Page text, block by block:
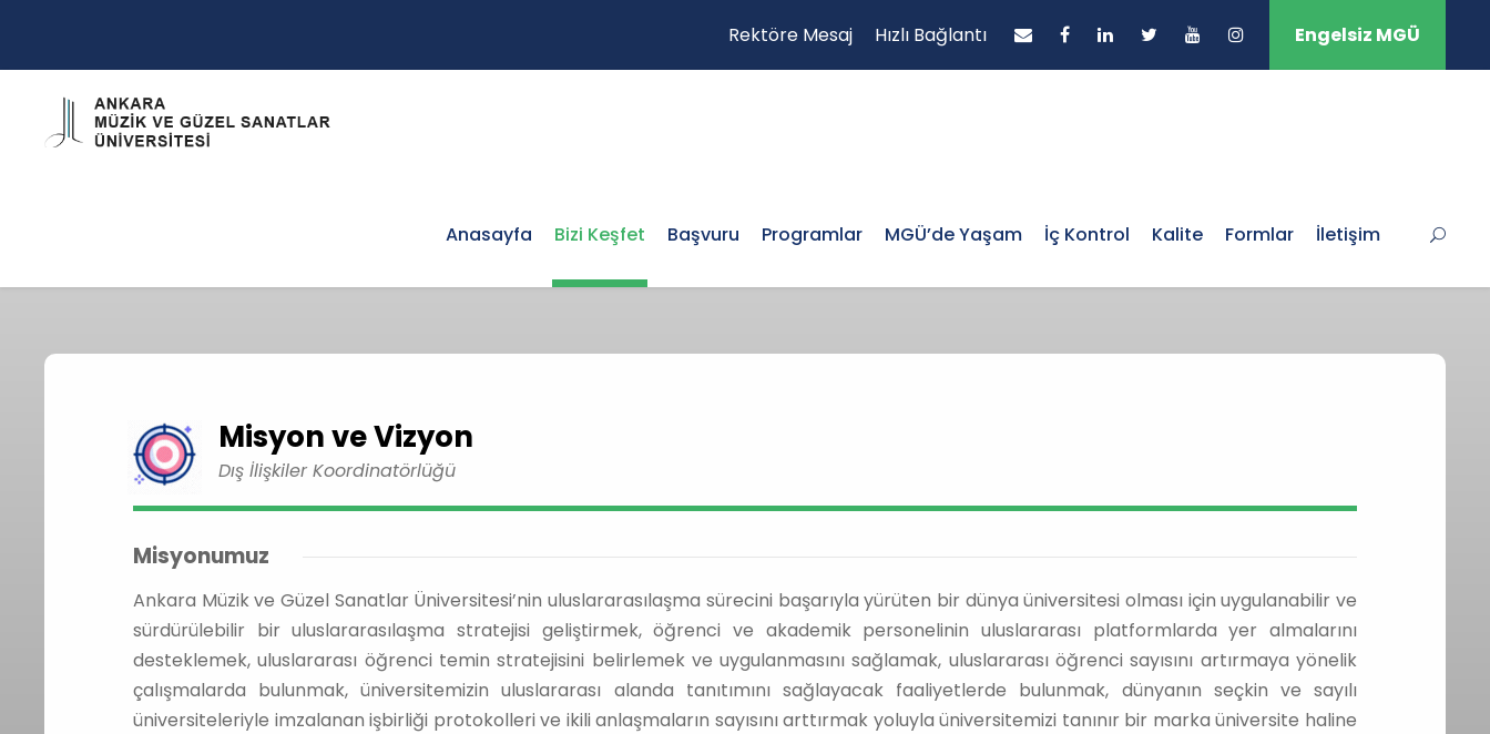
Rektöre Mesaj Hızlı Bağlantı Engelsiz MGÜ
Anasayfa Bizi Keşfet Başvuru Programlar MGÜ’de Yaşam İç Kontrol Kalite Formlar İletişim
Misyon ve Vizyon
Dış İlişkiler Koordinatörlüğü
Misyonumuz
Ankara Müzik ve Güzel Sanatlar Üniversitesi’nin uluslararasılaşma sürecini başarıyla yürüten bir dünya üniversitesi olması için uygulanabilir ve
sürdürülebilir bir uluslararasılaşma stratejisi geliştirmek, öğrenci ve akademik personelinin uluslararası platformlarda yer almalarını
desteklemek, uluslararası öğrenci temin stratejisini belirlemek ve uygulanmasını sağlamak, uluslararası öğrenci sayısını artırmaya yönelik
çalışmalarda bulunmak, üniversitemizin uluslararası alanda tanıtımını sağlayacak faaliyetlerde bulunmak, dünyanın seçkin ve sayılı
üniversiteleriyle imzalanan işbirliği protokolleri ve ikili anlaşmaların sayısını arttırmak yoluyla üniversitemizi tanınır bir marka üniversite haline